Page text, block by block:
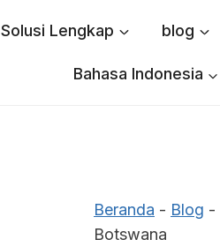
Solusi Lengkap blog
Bahasa Indonesia
Beranda - Blog -
Botswana